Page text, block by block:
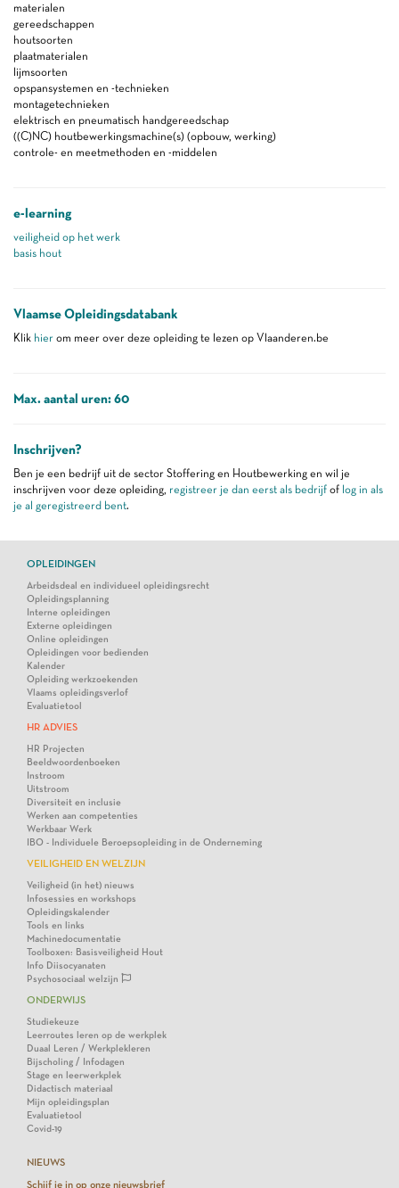
materialen
gereedschappen
houtsoorten
plaatmaterialen
lijmsoorten
opspansystemen en -technieken
montagetechnieken
elektrisch en pneumatisch handgereedschap
((C)NC) houtbewerkingsmachine(s) (opbouw, werking)
controle- en meetmethoden en -middelen
e-learning
veiligheid op het werk
basis hout
Vlaamse Opleidingsdatabank
Klik hier om meer over deze opleiding te lezen op Vlaanderen.be
Max. aantal uren: 60
Inschrijven?
Ben je een bedrijf uit de sector Stoffering en Houtbewerking en wil je
inschrijven voor deze opleiding, registreer je dan eerst als bedrijf of log in als
je al geregistreerd bent.
OPLEIDINGEN
Arbeidsdeal en individueel opleidingsrecht
Opleidingsplanning
Interne opleidingen
Externe opleidingen
Online opleidingen
Opleidingen voor bedienden
Kalender
Opleiding werkzoekenden
Vlaams opleidingsverlof
Evaluatietool
HR ADVIES
HR Projecten
Beeldwoordenboeken
Instroom
Uitstroom
Diversiteit en inclusie
Werken aan competenties
Werkbaar Werk
IBO - Individuele Beroepsopleiding in de Onderneming
VEILIGHEID EN WELZIJN
Veiligheid (in het) nieuws
Infosessies en workshops
Opleidingskalender
Tools en links
Machinedocumentatie
Toolboxen: Basisveiligheid Hout
Info Diisocyanaten
Psychosociaal welzijn
ONDERWIJS
Studiekeuze
Leerroutes leren op de werkplek
Duaal Leren / Werkplekleren
Bijscholing / Infodagen
Stage en leerwerkplek
Didactisch materiaal
Mijn opleidingsplan
Evaluatietool
Covid-19
NIEUWS
Schijf je in op onze nieuwsbrief